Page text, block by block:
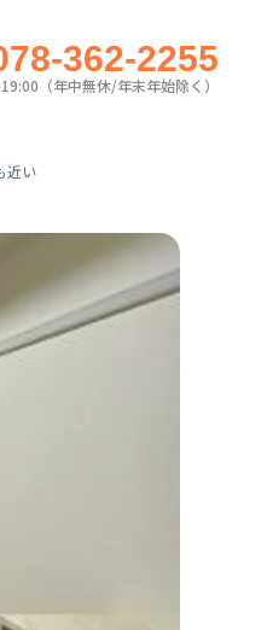
362-2255
（年中無休/年末年始除く）
近い